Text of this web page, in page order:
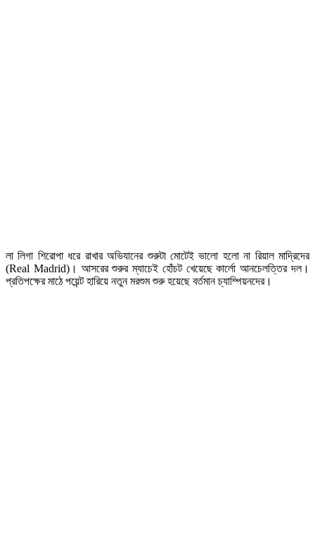
লা লিগা শিরোপা ধরে রাখার অভিযানের শুরুটা মোটেই ভালো হলো না রিয়াল মাদ্রিদের
(Real Madrid)। আসরের শুরুর ম্যাচেই হোঁচট খেয়েছে কার্লো আনচেলত্তির দল।
প্রতিপক্ষের মাঠে পয়েন্ট হারিয়ে নতুন মরশুম শুরু হয়েছে বর্তমান চ্যাম্পিয়নদের।